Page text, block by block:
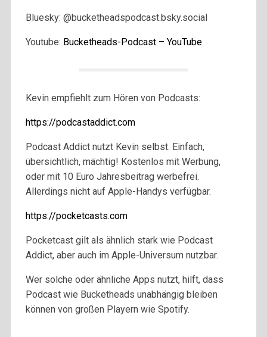
Bluesky: @bucketheadspodcast.bsky.social
Youtube: Bucketheads-Podcast – YouTube
Kevin empfiehlt zum Hören von Podcasts:
https://podcastaddict.com
Podcast Addict nutzt Kevin selbst. Einfach,
übersichtlich, mächtig! Kostenlos mit Werbung,
oder mit 10 Euro Jahresbeitrag werbefrei.
Allerdings nicht auf Apple-Handys verfügbar.
https://pocketcasts.com
Pocketcast gilt als ähnlich stark wie Podcast
Addict, aber auch im Apple-Universum nutzbar.
Wer solche oder ähnliche Apps nutzt, hilft, dass
Podcast wie Bucketheads unabhängig bleiben
können von großen Playern wie Spotify.